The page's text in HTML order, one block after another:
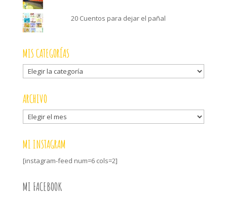
20 Cuentos para dejar el pañal
MIS CATEGORÍAS
Mis
categorías
ARCHIVO
Archivo
MI INSTAGRAM
[instagram-feed num=6 cols=2]
MI FACEBOOK